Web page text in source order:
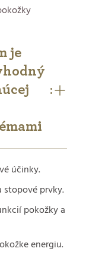
je
:
účinky.
stopové prvky.
pokožky a
energiu.